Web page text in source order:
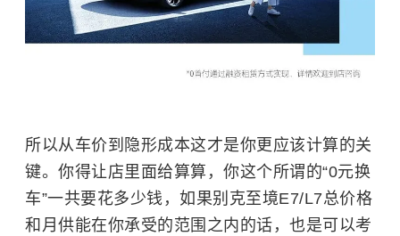
所以从车价到隐形成本这才是你更应该计算的关
键。你得让店里面给算算，你这个所谓的“0元换
车”一共要花多少钱，如果别克至境E7/L7总价格
和月供能在你承受的范围之内的话，也是可以考